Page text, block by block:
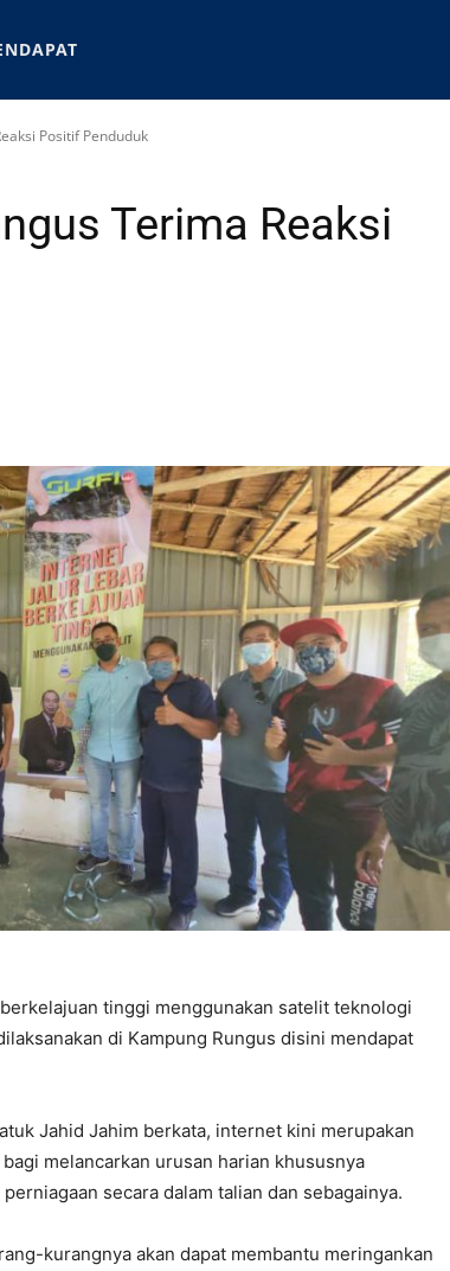
Positif Penduduk
Terima Reaksi
tinggi menggunakan satelit teknologi
di Kampung Rungus disini mendapat
Jahid Jahim berkata, internet kini merupakan
melancarkan urusan harian khususnya
secara dalam talian dan sebagainya.
kurangnya akan dapat membantu meringankan